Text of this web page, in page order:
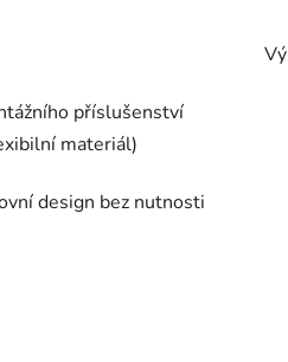
příslušenství
materiál)
design bez nutnosti